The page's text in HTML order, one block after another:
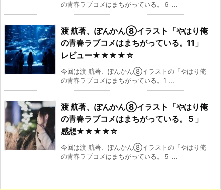
の青春ラブコメはまちがっている。６ ...
渡 航著、ぽんかん⑧イラスト「やはり俺
の青春ラブコメはまちがっている。11」
レビュー★★★★☆
今回は渡 航著、ぽんかん⑧イラストの「やはり俺
の青春ラブコメはまちがっている。1 ...
渡 航著、ぽんかん⑧イラスト「やはり俺
の青春ラブコメはまちがっている。５」
感想★★★★☆
今回は渡 航著、ぽんかん⑧イラストの「やはり俺
の青春ラブコメはまちがっている。５ ...